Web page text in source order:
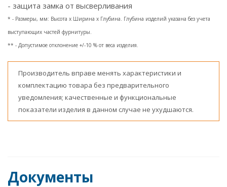
- защита замка от высверливания
* - Размеры, мм: Высота x Ширина x Глубина. Глубина изделий указана без учета
выступающих частей фурнитуры.
** - Допустимое отклонение +/-10 % от веса изделия.
Производитель вправе менять характеристики и
комплектацию товара без предварительного
уведомления; качественные и функциональные
показатели изделия в данном случае не ухудшаются.
Документы